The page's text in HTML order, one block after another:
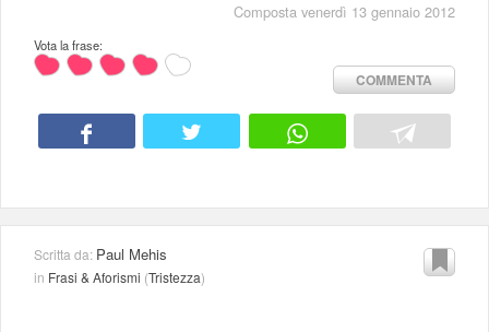
Composta venerdì 13 gennaio 2012
Vota la frase:
COMMENTA
Scritta da: Paul Mehis
in Frasi & Aforismi (Tristezza)